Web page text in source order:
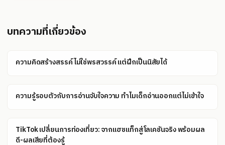
บทความที่เกี่ยวข้อง
ความคิดสร้างสรรค์ไม่ใช่พรสวรรค์ แต่ฝึกเป็นนิสัยได้
ความรู้รอบตัวกับการอ่านจับใจความ ทำไมเด็กอ่านออกแต่ไม่เข้าใจ
TikTok เปลี่ยนการท่องเที่ยว: จากแฮชแท็กสู่โลเคชันจริง พร้อมผล
ดี-ผลเสียที่ต้องรู้